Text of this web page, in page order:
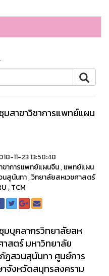
มสาขาวิชาการแพทย์แผน
11-23 13:58:48
ขาการแพทย์แผนจีน,แพทย์แผน
นสุนันทา,วิทยาลัยสหเวชศาสตร์
,TCM
มบุคลากรวิทยาลัยสห
าสตร์ มหาวิทยาลัย
ฏสวนสุนันทา ศูนย์การ
จังหวัดสมุทรสงคราม